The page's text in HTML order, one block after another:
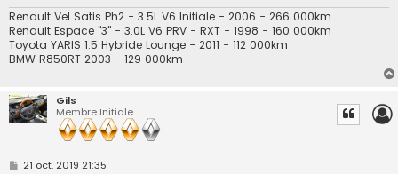
Renault Vel Satis Ph2 - 3.5L V6 Initiale - 2006 - 266 000km
Renault Espace "3" - 3.0L V6 PRV - RXT - 1998 - 160 000km
Toyota YARIS 1.5 Hybride Lounge - 2011 - 112 000km
BMW R850RT 2003 - 129 000km
Gils
Membre Initiale
M
21 oct. 2019 21:35